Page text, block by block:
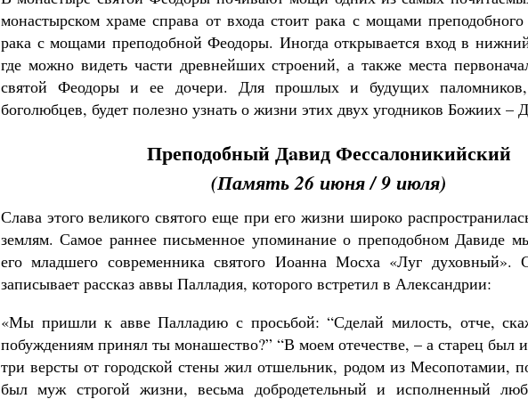
монастырском храме справа от входа стоит рака с мощами
рака с мощами преподобной Феодоры. Иногда открывается вход в
где можно видеть части древнейших строений, а также места
святой Феодоры и ее дочери. Для прошлых и будущих
боголюбцев, будет полезно узнать о жизни этих двух угодников Божиих –
Преподобный Дaвид Фессалоникийский
(Память 26 июня / 9 июля)
Слава этого великого святого еще при его жизни широко
землям. Самое раннее письменное упоминание о преподобном Давиде
его младшего современника святого Иоанна Мосха «Луг духовный».
записывает рассказ аввы Палладия, которого встретил в Александрии:
«Мы пришли к авве Палладию с просьбой: “Сделай милость, отче,
побуждениям принял ты монашество?” “В моем отечестве, – а старец был
три версты от городской стены жил отшельник, родом из Месопотамии,
был муж строгой жизни, весьма добродетельный и исполненный